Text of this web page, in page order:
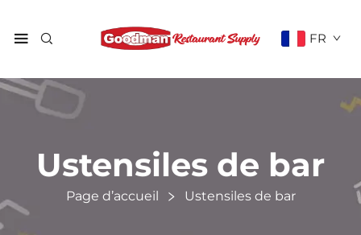
FR
Ustensiles de bar
Page d’accueil Ustensiles de bar